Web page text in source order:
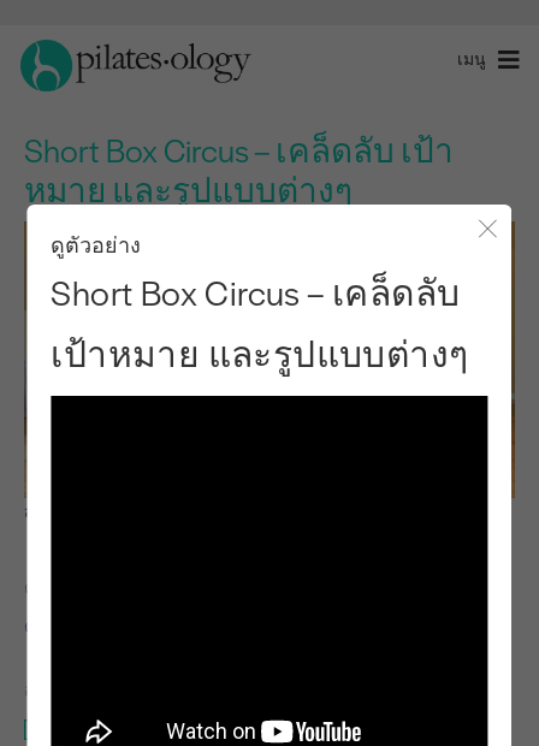
เมนู
Short Box Circus – เคล็ดลับ เป้า
หมาย และรูปแบบต่างๆ
ดูตัวอย่าง
Short Box Circus – เคล็ดลับ
เป้าหมาย และรูปแบบต่างๆ
สังเกตและเรียนรู้
ครู
คาธี่ รอสส์ แนช
อุปกรณ์ที่ต้องใช้
สตูดิโอทั้งหมด